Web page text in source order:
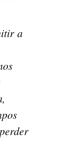
a